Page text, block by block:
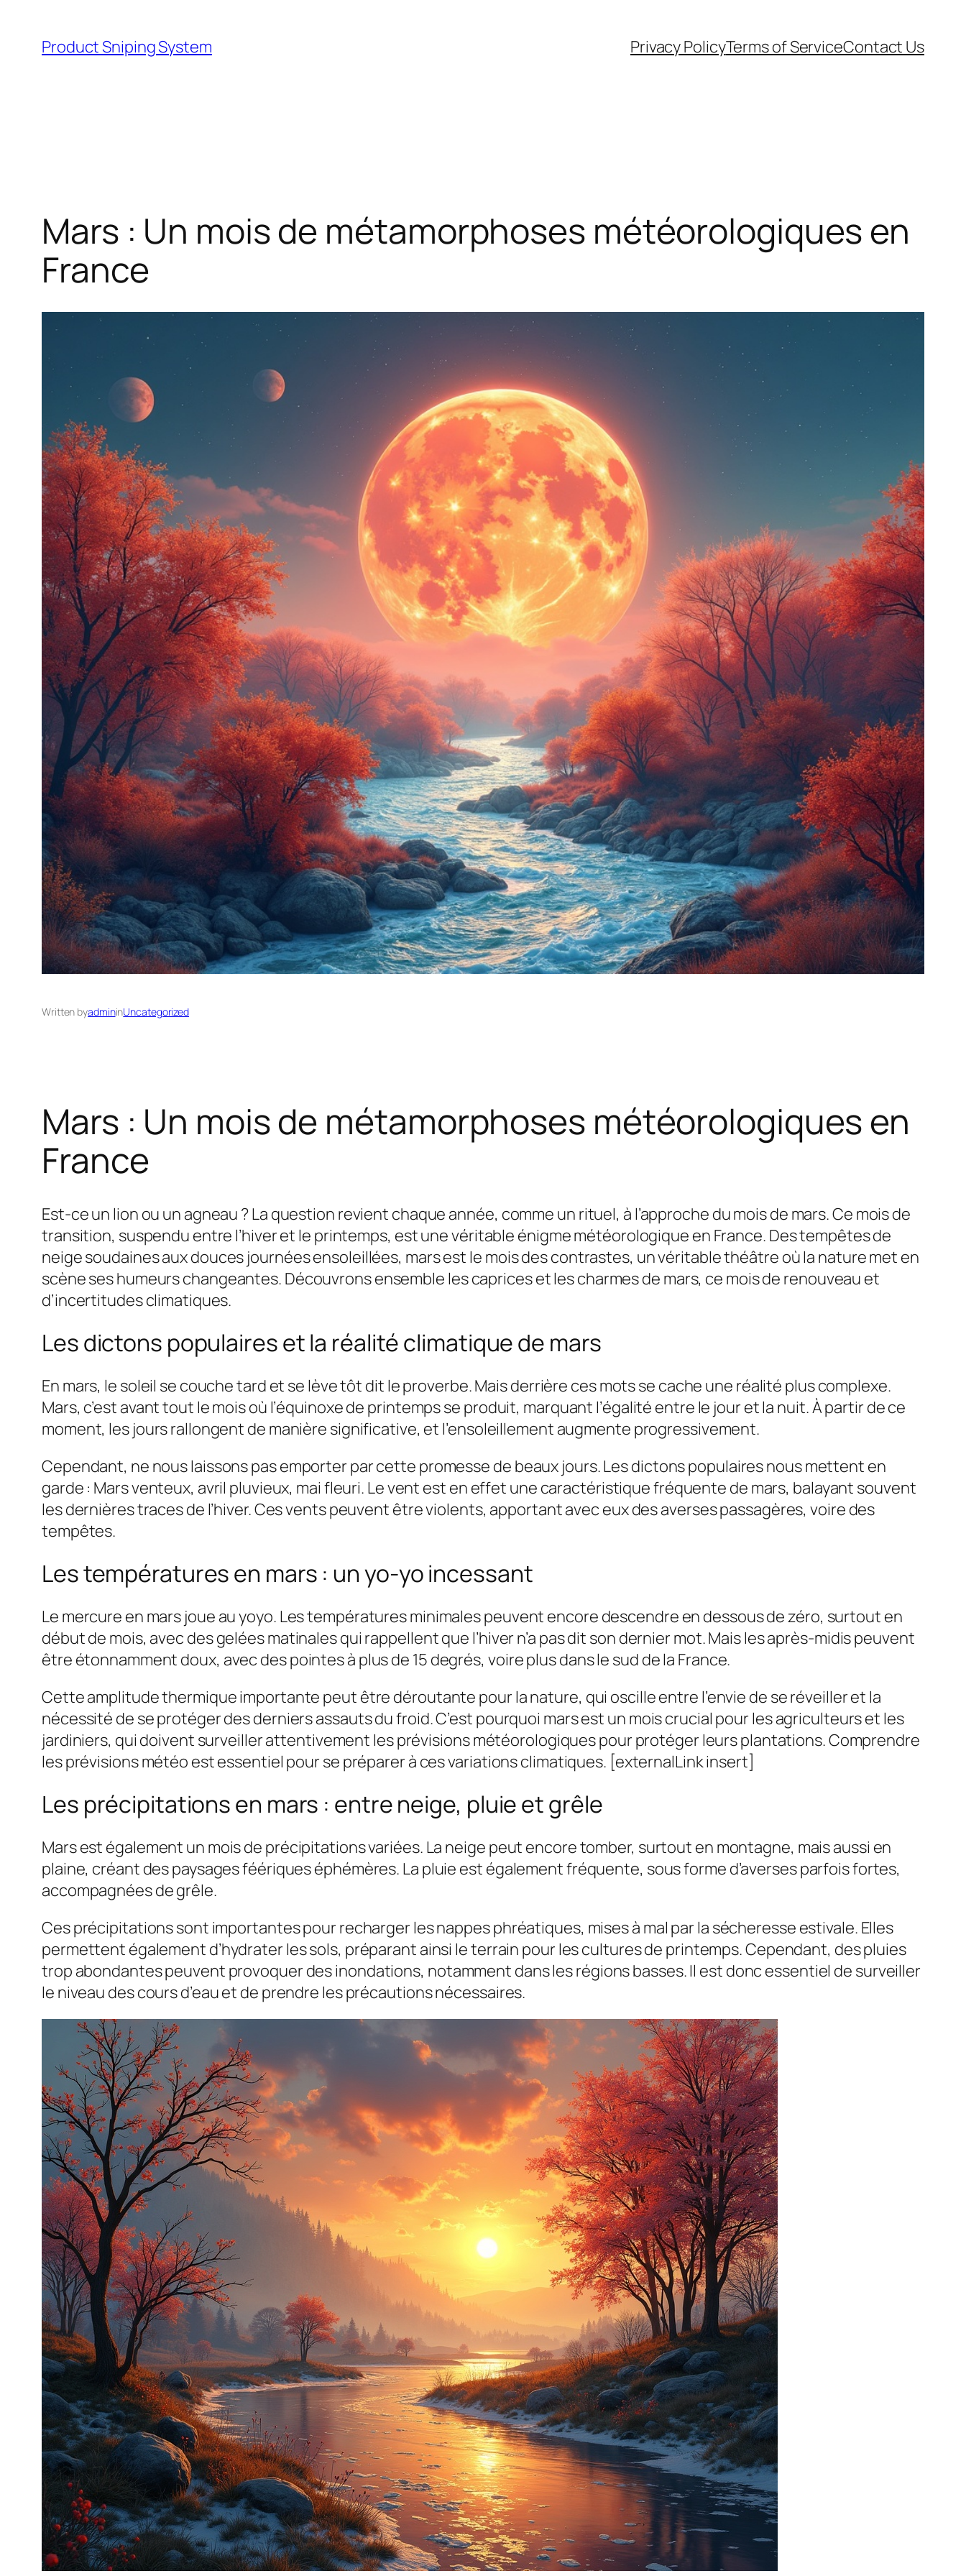
content
Product Sniping System Privacy PolicyTerms of ServiceContact Us
Mars : Un mois de métamorphoses météorologiques en
France
Written byadmininUncategorized
Mars : Un mois de métamorphoses météorologiques en
France
Est-ce un lion ou un agneau ? La question revient chaque année, comme un rituel, à l’approche du mois de mars. Ce mois de
transition, suspendu entre l’hiver et le printemps, est une véritable énigme météorologique en France. Des tempêtes de
neige soudaines aux douces journées ensoleillées, mars est le mois des contrastes, un véritable théâtre où la nature met en
scène ses humeurs changeantes. Découvrons ensemble les caprices et les charmes de mars, ce mois de renouveau et
d’incertitudes climatiques.
Les dictons populaires et la réalité climatique de mars
En mars, le soleil se couche tard et se lève tôt dit le proverbe. Mais derrière ces mots se cache une réalité plus complexe.
Mars, c’est avant tout le mois où l’équinoxe de printemps se produit, marquant l’égalité entre le jour et la nuit. À partir de ce
moment, les jours rallongent de manière significative, et l’ensoleillement augmente progressivement.
Cependant, ne nous laissons pas emporter par cette promesse de beaux jours. Les dictons populaires nous mettent en
garde : Mars venteux, avril pluvieux, mai fleuri. Le vent est en effet une caractéristique fréquente de mars, balayant souvent
les dernières traces de l’hiver. Ces vents peuvent être violents, apportant avec eux des averses passagères, voire des
tempêtes.
Les températures en mars : un yo-yo incessant
Le mercure en mars joue au yoyo. Les températures minimales peuvent encore descendre en dessous de zéro, surtout en
début de mois, avec des gelées matinales qui rappellent que l’hiver n’a pas dit son dernier mot. Mais les après-midis peuvent
être étonnamment doux, avec des pointes à plus de 15 degrés, voire plus dans le sud de la France.
Cette amplitude thermique importante peut être déroutante pour la nature, qui oscille entre l’envie de se réveiller et la
nécessité de se protéger des derniers assauts du froid. C’est pourquoi mars est un mois crucial pour les agriculteurs et les
jardiniers, qui doivent surveiller attentivement les prévisions météorologiques pour protéger leurs plantations. Comprendre
les prévisions météo est essentiel pour se préparer à ces variations climatiques. [externalLink insert]
Les précipitations en mars : entre neige, pluie et grêle
Mars est également un mois de précipitations variées. La neige peut encore tomber, surtout en montagne, mais aussi en
plaine, créant des paysages féériques éphémères. La pluie est également fréquente, sous forme d’averses parfois fortes,
accompagnées de grêle.
Ces précipitations sont importantes pour recharger les nappes phréatiques, mises à mal par la sécheresse estivale. Elles
permettent également d’hydrater les sols, préparant ainsi le terrain pour les cultures de printemps. Cependant, des pluies
trop abondantes peuvent provoquer des inondations, notamment dans les régions basses. Il est donc essentiel de surveiller
le niveau des cours d’eau et de prendre les précautions nécessaires.